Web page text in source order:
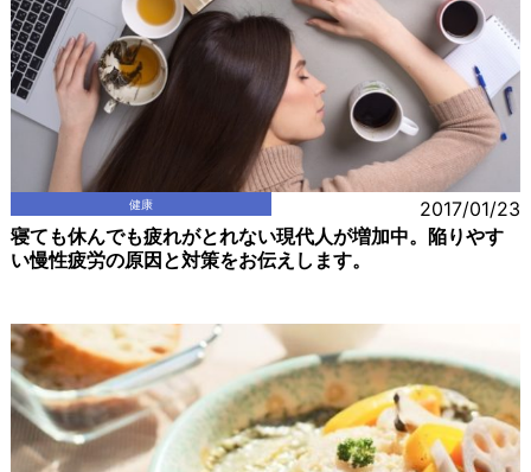
健康 2017/01/23
寝ても休んでも疲れがとれない現代人が増加中。陥りやす
い慢性疲労の原因と対策をお伝えします。